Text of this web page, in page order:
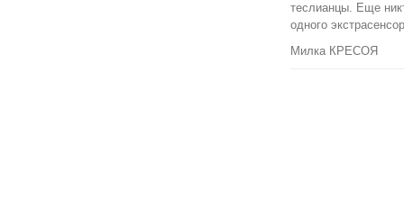
теслианцы. Еще
одного
Милка КРЕСОЯ